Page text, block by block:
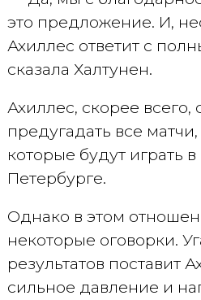
это предложение. И,
Ахиллес ответит с
сказала Халтунен.
Ахиллес, скорее всего,
предугадать все матчи,
которые будут играть
Петербурге.
Однако в этом
некоторые оговорки.
результатов поставит
сильное давление и